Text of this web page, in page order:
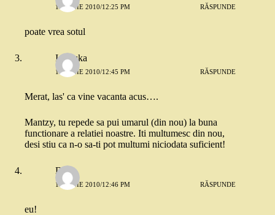
10 IUNIE 2010/12:25 PM RĂSPUNDE
poate vrea sotul
Ionouka
10 IUNIE 2010/12:45 PM RĂSPUNDE
Merat, las' ca vine vacanta acus….
Mantzy, tu repede sa pui umarul (din nou) la buna
functionare a relatiei noastre. Iti multumesc din nou,
desi stiu ca n-o sa-ti pot multumi niciodata suficient!
Dina
10 IUNIE 2010/12:46 PM RĂSPUNDE
eu!